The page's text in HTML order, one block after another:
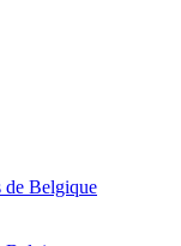
de Belgique